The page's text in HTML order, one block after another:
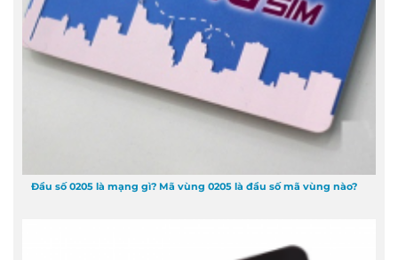
Đầu số 0205 là mạng gì? Mã vùng 0205 là đầu số mã vùng nào?